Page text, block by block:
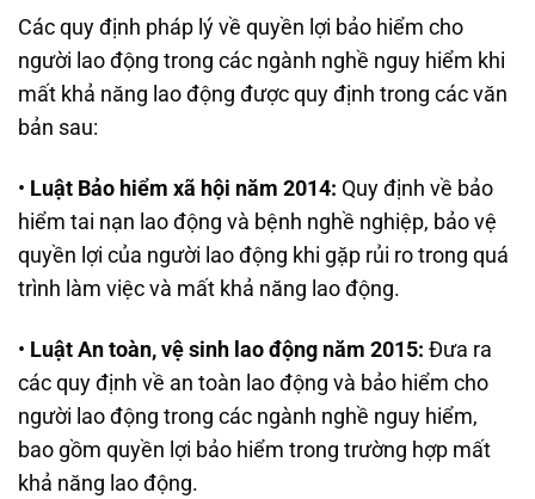
Các quy định pháp lý về quyền lợi bảo hiểm cho
người lao động trong các ngành nghề nguy hiểm khi
mất khả năng lao động được quy định trong các văn
bản sau:
• Luật Bảo hiểm xã hội năm 2014: Quy định về bảo
hiểm tai nạn lao động và bệnh nghề nghiệp, bảo vệ
quyền lợi của người lao động khi gặp rủi ro trong quá
trình làm việc và mất khả năng lao động.
• Luật An toàn, vệ sinh lao động năm 2015: Đưa ra
các quy định về an toàn lao động và bảo hiểm cho
người lao động trong các ngành nghề nguy hiểm,
bao gồm quyền lợi bảo hiểm trong trường hợp mất
khả năng lao động.